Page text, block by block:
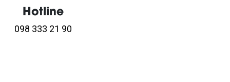
Hotline
098 333 21 90